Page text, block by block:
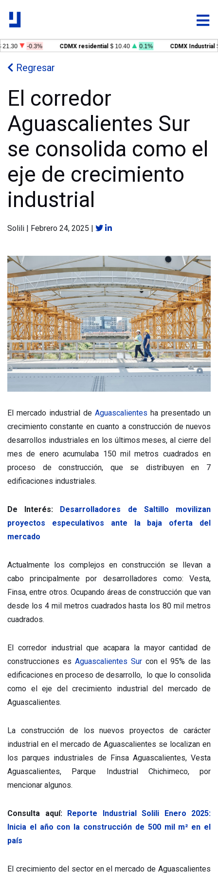
-0.3% CDMX residential $ 10.40 0.1% CDMX Industrial $
Regresar
El corredor
Aguascalientes Sur
se consolida como el
eje de crecimiento
industrial
Solili | Febrero 24, 2025 |
El mercado industrial de Aguascalientes ha presentado un
crecimiento constante en cuanto a construcción de nuevos
desarrollos industriales en los últimos meses, al cierre del
mes de enero acumulaba 150 mil metros cuadrados en
proceso de construcción, que se distribuyen en 7
edificaciones industriales.
De Interés: Desarrolladores de Saltillo movilizan
proyectos especulativos ante la baja oferta del
mercado
Actualmente los complejos en construcción se llevan a
cabo principalmente por desarrolladores como: Vesta,
Finsa, entre otros. Ocupando áreas de construcción que van
desde los 4 mil metros cuadrados hasta los 80 mil metros
cuadrados.
El corredor industrial que acapara la mayor cantidad de
construcciones es Aguascalientes Surcon el 95% de las
edificaciones en proceso de desarrollo, lo que lo consolida
como el eje del crecimiento industrial del mercado de
Aguascalientes.
La construcción de los nuevos proyectos de carácter
industrial en el mercado de Aguascalientes se localizan en
los parques industriales de Finsa Aguascalientes, Vesta
Aguascalientes, Parque Industrial Chichimeco, por
mencionar algunos.
Consulta aquí: Reporte Industrial Solili Enero 2025:
Inicia el año con la construcción de 500 mil m² en el
país
El crecimiento del sector en el mercado de Aguascalientes